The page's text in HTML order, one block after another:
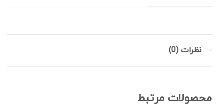
نظرات (0)
محصولات مرتبط